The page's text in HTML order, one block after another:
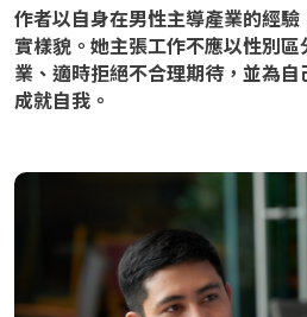
作者以自身在男性主導產業的經
實樣貌。她主張工作不應以性別
業、適時拒絕不合理期待，並為
成就自我。